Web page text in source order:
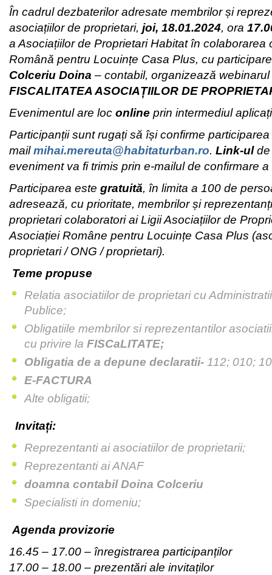
În cadrul dezbaterilor adresate membrilor și
asociațiilor de proprietari, joi, 18.01.2024, ora
a Asociațiilor de Proprietari Habitat în colaborarea
Română pentru Locuințe Casa Plus, cu
Colceriu Doina – contabil, organizează
FISCALITATEA ASOCIAȚIILOR DE
Evenimentul are loc online prin intermediul
Participanții sunt rugați să își confirme
mailmihai.mereuta@habitaturban.ro. Link-ulde
eveniment va fi trimis prin e-mailul de confirmare
Participarea este gratuită, în limita a 100 de
adresează, cu prioritate, membrilor și
proprietari colaboratori ai Ligii Asociațiilor de
Asociației Române pentru Locuințe Casa Plus
proprietari / ONG / proprietari).
Teme propuse
Relatia asociatiilor de proprietari cu
Publice;
Obligatiile membrilor si reprezentantilor
cu privire la FISCaLITATE;
Obligatia de a depune declaratii- 112; 010;
E-FACTURA
Alte obligatii;
Invitați:
Reprezentanti ai asociatiilor de proprietarii;
Reprezentanti ai ANAF
doamna contabil Doina Colceriu
Specialisti in domeniu;
Agenda provizorie
16.45 – 17.00 – înregistrarea participanților
17.00 – 18.00 – prezentări ale invitaților